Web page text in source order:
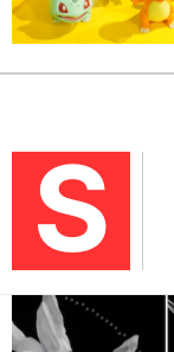
S